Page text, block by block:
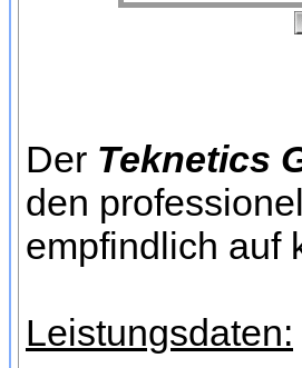
Der Teknetics
den
empfindlich auf
Leistungsdaten: